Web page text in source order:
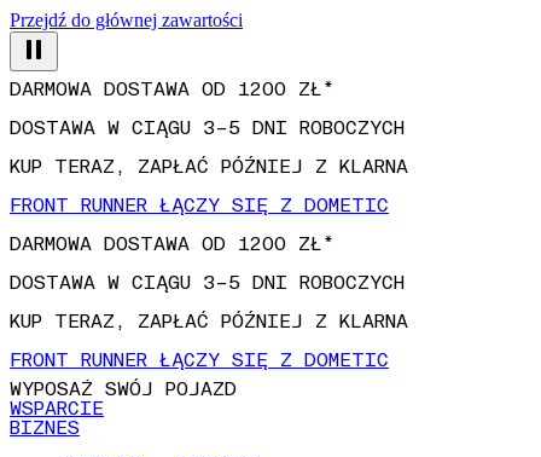
Przejdź do głównej zawartości
DOSTAWA W CIĄGU 3–5 DNI ROBOCZYCH
KUP TERAZ, ZAPŁAĆ PÓŹNIEJ Z KLARNA
FRONT RUNNER ŁĄCZY SIĘ Z DOMETIC
DARMOWA DOSTAWA OD 1200 ZŁ*
DOSTAWA W CIĄGU 3–5 DNI ROBOCZYCH
KUP TERAZ, ZAPŁAĆ PÓŹNIEJ Z KLARNA
FRONT RUNNER ŁĄCZY SIĘ Z DOMETIC
WYPOSAŻ SWÓJ POJAZD
WSPARCIE
BIZNES